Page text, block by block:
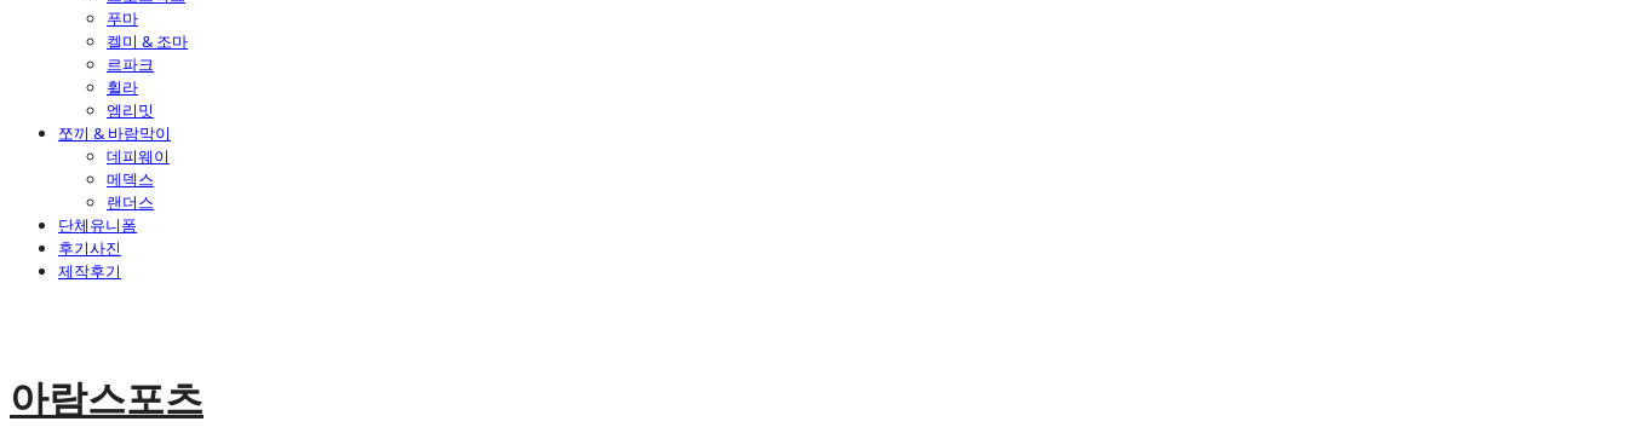
푸마
켈미 & 조마
르파크
휠라
엠리밋
쪼끼 & 바람막이
데피웨이
메덱스
랜더스
단체유니폼
후기사진
제작후기
아람스포츠